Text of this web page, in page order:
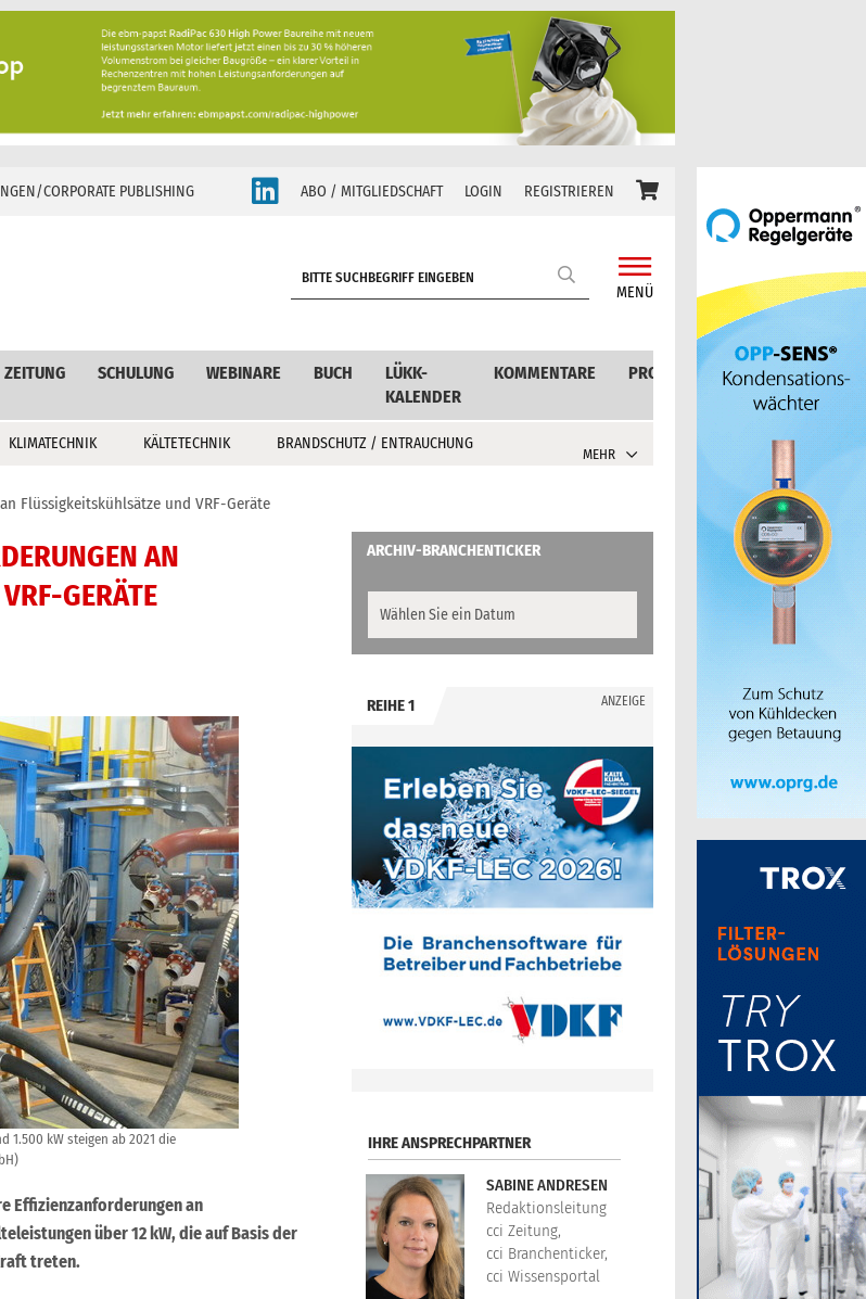
CORPORATE PUBLISHING ABO / MITGLIEDSCHAFT LOGIN REGISTRIEREN
MENÜ
ZEITUNG SCHULUNG WEBINARE BUCH
LÜKK-
KALENDER
KOMMENTARE PRODUKTE
KLIMATECHNIK KÄLTETECHNIK BRANDSCHUTZ / ENTRAUCHUNG
MEHR
Flüssigkeitskühlsätze und VRF-Geräte
AN
GERÄTE
1.500 kW steigen ab 2021 die
Effizienzanforderungen an
über 12 kW, die auf Basis der
treten.
ARCHIV-BRANCHENTICKER
REIHE 1 ANZEIGE
IHRE ANSPRECHPARTNER
SABINE ANDRESEN
Redaktionsleitung
cci Zeitung,
cci Branchenticker,
cci Wissensportal